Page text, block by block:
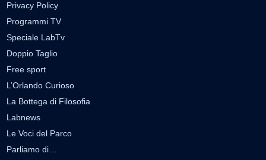
Privacy Policy
Programmi TV
Speciale LabTv
Doppio Taglio
Free sport
L’Orlando Curioso
La Bottega di Filosofia
Labnews
Le Voci del Parco
Parliamo di…